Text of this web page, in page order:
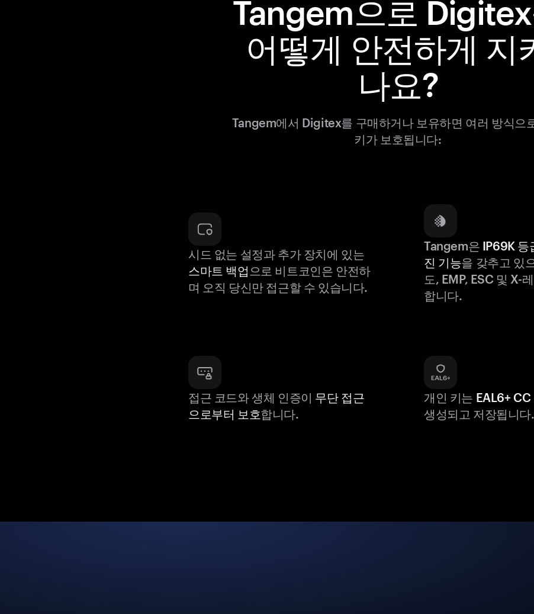
Tangem으로
어떻게 안전하게 지
나요?
Tangem에서 Digitex를 구매하거나 보유하면 여러 방식으
키가 보호됩니다:
시드 없는 설정과 추가 장치에 있는
스마트 백업 으로 비트코인은 안전하
며 오직 당신만 접근할 수 있습니다.
Tangem은 IP69K 등
진 기능을 갖추고 있
도, EMP, ESC 및 X-
합니다.
접근 코드와 생체 인증이 무단 접근
으로부터 보호합니다.
개인 키는 EAL6+ CC
생성되고 저장됩니다.